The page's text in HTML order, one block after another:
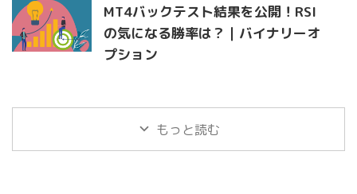
MT4バックテスト結果を公開！RSI
の気になる勝率は？｜バイナリーオ
プション
もっと読む